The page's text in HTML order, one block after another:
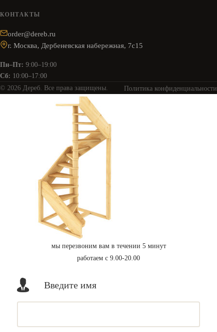
КОНТАКТЫ
order@dereb.ru
г. Москва, Дербеневская набережная, 7с15
Пн–Пт: 9:00–19:00
Сб: 10:00–17:00
© 2026 Дереб. Все права защищены.
Политика конфиденциальности
мы перезвоним вам в течении 5 минут
работаем с 9.00-20.00
Введите имя